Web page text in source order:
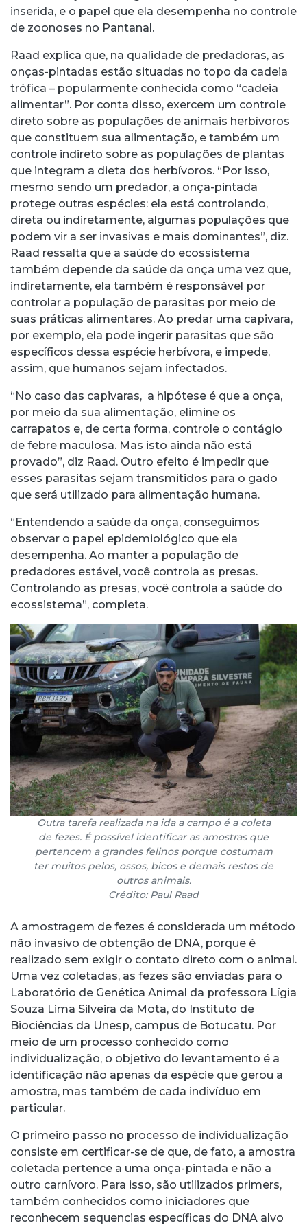
inserida, e o papel que ela desempenha no controle
de zoonoses no Pantanal.
Raad explica que, na qualidade de predadoras, as
onças-pintadas estão situadas no topo da cadeia
trófica – popularmente conhecida como “cadeia
alimentar”. Por conta disso, exercem um controle
direto sobre as populações de animais herbívoros
que constituem sua alimentação, e também um
controle indireto sobre as populações de plantas
que integram a dieta dos herbívoros. “Por isso,
mesmo sendo um predador, a onça-pintada
protege outras espécies: ela está controlando,
direta ou indiretamente, algumas populações que
podem vir a ser invasivas e mais dominantes”, diz.
Raad ressalta que a saúde do ecossistema
também depende da saúde da onça uma vez que,
indiretamente, ela também é responsável por
controlar a população de parasitas por meio de
suas práticas alimentares. Ao predar uma capivara,
por exemplo, ela pode ingerir parasitas que são
específicos dessa espécie herbívora, e impede,
assim, que humanos sejam infectados.
“No caso das capivaras, a hipótese é que a onça,
por meio da sua alimentação, elimine os
carrapatos e, de certa forma, controle o contágio
de febre maculosa. Mas isto ainda não está
provado”, diz Raad. Outro efeito é impedir que
esses parasitas sejam transmitidos para o gado
que será utilizado para alimentação humana.
“Entendendo a saúde da onça, conseguimos
observar o papel epidemiológico que ela
desempenha. Ao manter a população de
predadores estável, você controla as presas.
Controlando as presas, você controla a saúde do
ecossistema”, completa.
Outra tarefa realizada na ida a campo é a coleta
de fezes. É possível identificar as amostras que
pertencem a grandes felinos porque costumam
ter muitos pelos, ossos, bicos e demais restos de
outros animais.
Crédito: Paul Raad
A amostragem de fezes é considerada um método
não invasivo de obtenção de DNA, porque é
realizado sem exigir o contato direto com o animal.
Uma vez coletadas, as fezes são enviadas para o
Laboratório de Genética Animal da professora Lígia
Souza Lima Silveira da Mota, do Instituto de
Biociências da Unesp, campus de Botucatu. Por
meio de um processo conhecido como
individualização, o objetivo do levantamento é a
identificação não apenas da espécie que gerou a
amostra, mas também de cada indivíduo em
particular.
O primeiro passo no processo de individualização
consiste em certificar-se de que, de fato, a amostra
coletada pertence a uma onça-pintada e não a
outro carnívoro. Para isso, são utilizados primers,
também conhecidos como iniciadores que
reconhecem sequencias específicas do DNA alvo